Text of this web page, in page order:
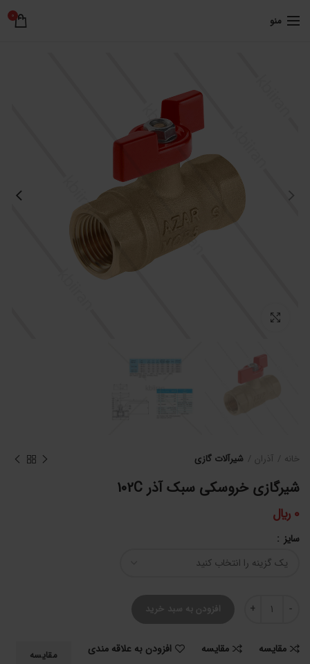
منو 0
خانه آذران شیرآلات گازی
شیرگازی خروسکی سبک آذر 102C
0 ﷼
سایز
شیرگازی خروسکی سبک آذر 102C عددافزودن به سبد خرید
مقایسه مقایسه افزودن به علاقه مندی مقایسه